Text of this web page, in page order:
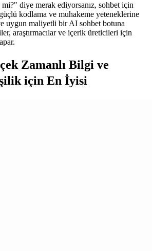
diye merak ediyorsanız, sohbet için
kodlama ve muhakeme yeteneklerine
uygun maliyetli bir AI sohbet botuna
araştırmacılar ve içerik üreticileri için
Zamanlı Bilgi ve
için En İyisi